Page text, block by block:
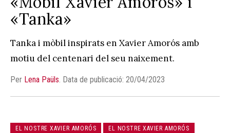
«Tanka»
Tanka i mòbil inspirats en Xavier Amorós amb
motiu del centenari del seu naixement.
Per Lena Paüls. Data de publicació: 20/04/2023
EL NOSTRE XAVIER AMORÓS
EL NOSTRE XAVIER AMORÓS